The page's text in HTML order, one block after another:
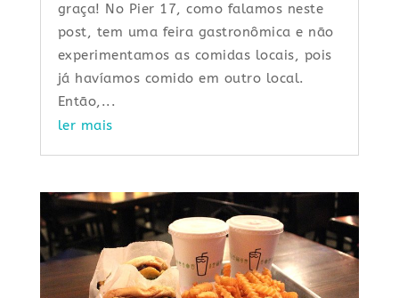
graça! No Pier 17, como falamos neste
post, tem uma feira gastronômica e não
experimentamos as comidas locais, pois
já havíamos comido em outro local.
Então,...
ler mais